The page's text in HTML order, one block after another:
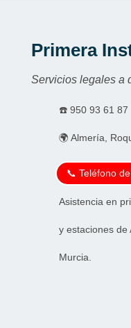
Primera
Servicios legales a
☎️ 950 93 61 87
🌍 Almería,
📞 Teléfono
Asistencia en
y estaciones de
Murcia.